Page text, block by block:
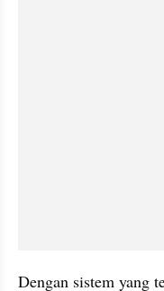
Dengan sistem yang